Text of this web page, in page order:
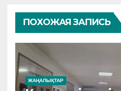
ПОХОЖАЯ ЗАПИСЬ
ЖАҢАЛЫҚТАР